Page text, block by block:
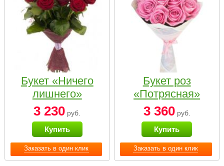
Заказать в один клик
Букет «Ничего
лишнего»
3 230 руб.
Купить
Заказать в один клик
Букет роз
«Потрясная»
3 360руб.
Купить